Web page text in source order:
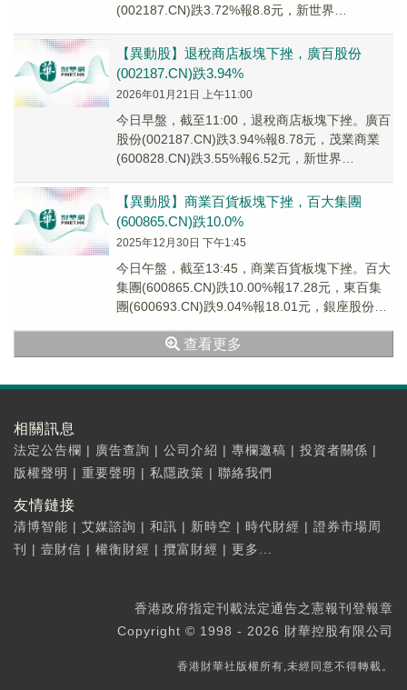
(002187.CN)跌3.72%報8.8元，新世界
【異動股】退稅商店板塊下挫，廣百股份
(002187.CN)跌3.94%
2026年01月21日 上午11:00
今日早盤，截至11:00，退稅商店板塊下挫。廣百
股份(002187.CN)跌3.94%報8.78元，茂業商業
(600828.CN)跌3.55%報6.52元，新世界
【異動股】商業百貨板塊下挫，百大集團
(600865.CN)跌10.0%
2025年12月30日 下午1:45
今日午盤，截至13:45，商業百貨板塊下挫。百大
集團(600865.CN)跌10.00%報17.28元，東百集
團(600693.CN)跌9.04%報18.01元，銀座股份
查看更多
相關訊息
法定公告欄 | 廣告查詢 | 公司介紹 | 專欄邀稿 | 投資者關係 |
版權聲明 | 重要聲明 | 私隱政策 | 聯絡我們
友情鏈接
清博智能 | 艾媒諮詢 | 和訊 | 新時空 | 時代財經 | 證券市場周
刊
| 壹財信 | 權衡財經 | 攬富財經 | 更多...
香港政府指定刊載法定通告之憲報刊登報章
Copyright © 1998 - 2026 財華控股有限公司
香港財華社版權所有,未經同意不得轉載。